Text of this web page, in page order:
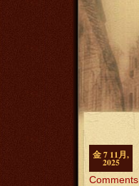
金 7 11月,
2025